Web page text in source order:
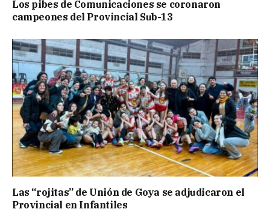
Los pibes de Comunicaciones se coronaron
campeones del Provincial Sub-13
Las “rojitas” de Unión de Goya se adjudicaron el
Provincial en Infantiles